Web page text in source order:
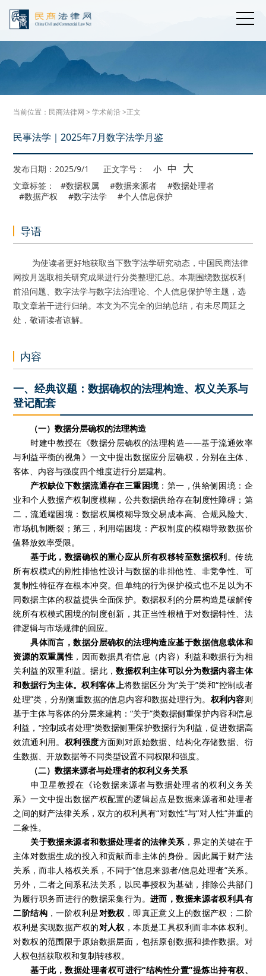
当前位置： 民商法律网 >学术前沿>正文
民事法学｜2025年7月数字法学月鉴
发布日期：2025/9/1 正文字号： 小 中 大
文章标签： #数据权属 #数据来源者
#数据处理者
#数据产权
#数字法学 #个人信息保护
导语
为使读者更好地获取当下数字法学研究动态，中国民商法律
网按月选取相关研究成果进行分类整理汇总。本期围绕数据权利
前沿问题、数字法学与数字法治理论、个人信息保护等主题，选
取文章若干进行归纳。本文为不完全的归纳总结，有未尽周延之
处，敬请读者谅解。
内容
一、经典议题：数据确权的法理构造、权义关系与
登记配套
（一）数据分层确权的法理构造
时建中教授在《数据分层确权的法理构造——基于流通效率
与利益平衡的视角》一文中提出数据应分层确权，分别在主体、
客体、内容与强度四个维度进行分层建构。
产权缺位下数据流通存在三重困境：第一，供给侧困境：企
业和个人数据产权制度模糊，公共数据供给存在制度性障碍；第
二，流通端困境：数据权属模糊导致交易成本高、合规风险大、
市场机制断裂；第三，利用端困境：产权制度的模糊导致数据价
值释放效率受限。
基于此，数据确权的重心应从所有权移转至数据权利。传统
所有权模式的刚性排他性设计与数据的非排他性、非竞争性、可
复制性特征存在根本冲突。但单纯的行为保护模式也不足以为不
同数据主体的权益提供全面保护。数据权利的分层构造是破解传
统所有权模式困境的制度创新，其正当性根植于对数据特性、法
律逻辑与市场规律的回应。
具体而言，数据分层确权的法理构造应基于数据信息载体和
资源的双重属性 ，因而数据具有信息（内容）利益和数据行为相
关利益的双重利益。据此，数据权利主体可以分为数据内容主体
和数据行为主体。权利客体上将数据区分为“关于”类和“控制或者
处理”类，分别侧重数据的信息内容和数据处理行为。 权利内容则
基于主体与客体的分层来建构：“关于”类数据侧重保护内容和信息
利益，“控制或者处理”类数据侧重保护数据行为利益，促进数据高
效流通利用。 权利强度方面则对原始数据、结构化存储数据、衍
生数据、开放数据等不同类型设置不同权限和强度。
（二）数据来源者与处理者的权利义务关系
申卫星教授在《论数据来源者与数据处理者的权利义务关
系》一文中提出数据产权配置的逻辑起点是数据来源者和处理者
之间的财产法律关系，双方的权利具有“对数性”与“对人性”并重的
二象性。
关于数据来源者和数据处理者的法律关系，界定的关键在于
主体对数据生成的投入和贡献而非主体的身份。因此属于财产法
关系，而非人格权关系，不同于“信息来源者/信息处理者”关系。
另外，二者之间系私法关系，以民事授权为基础，排除公共部门
为履行职务而进行的数据采集行为。进而，数据来源者权利具有
二阶结构 ，一阶权利是对数权 ，即真正意义上的数据产权；二阶
权利是实现数据产权的对人权 ，本质是工具权利而非本体权利。
对数权的范围限于原始数据层面，包括原创数据和操作数据。对
人权包括获取权和复制转移权。
基于此，数据处理者权可进行“结构性分置”提炼出持有权、